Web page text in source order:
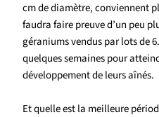
cm de diamètre, conviennent
faudra faire preuve d’un peu
géraniums vendus par lots de
quelques semaines pour
développement de leurs aînés.
Et quelle est la meilleure